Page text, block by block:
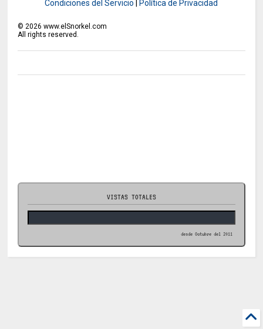
Condiciones del Servicio Política de Privacidad
© 2026 www.elSnorkel.com
All rights reserved.
VISTAS TOTALES
desde Octubre del 2011